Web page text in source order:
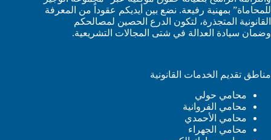
للمحاماة” بمهنية رفيعة. نضع بين أيديكم عقوداً من المعرفة
القانونية المتجذرة، لتكون الدرع الحصين لمصالحكم
وضمان سيادة العدالة في شتى المجالات التشريعية.
مناطق تقديم الخدمات القانونية
محامي حولي
محامي الفروانية
محامي الأحمدي
محامي الجهراء